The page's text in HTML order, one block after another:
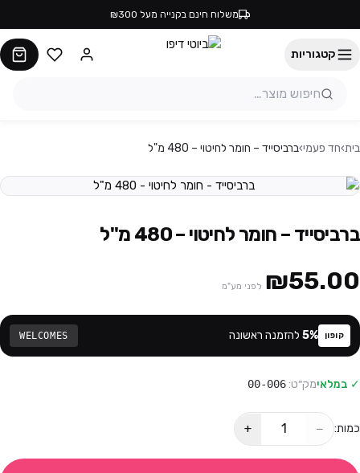
משלוח חינם בקנייה מעל ₪300
קטגוריות
בית›חד פעמי›ברביסייד – חומר לחיטוי – 480 מ"ל
ברביסייד – חומר לחיטוי – 480 מ"ל
₪55.00 לפני מע"מ
קופון 5% להזמנה ראשונה WELCOMES
✓ במלאימק״ט:00-006
כמות: −
+